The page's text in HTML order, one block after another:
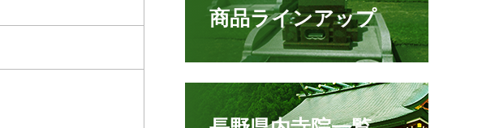
商品ラインアップ